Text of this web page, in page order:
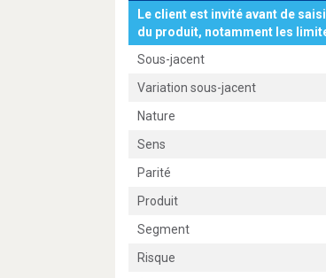
Le client est invité avant de
du produit, notamment les
Sous-jacent
Variation sous-jacent
Nature
Sens
Parité
Produit
Segment
Risque